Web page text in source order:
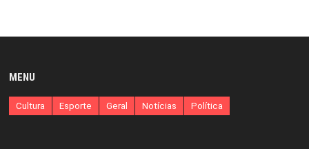
MENU
Cultura Esporte Geral Notícias Política